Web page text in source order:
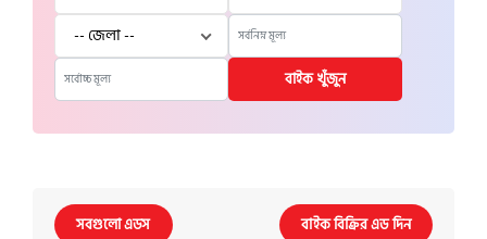
বাইক খুঁজুন
সবগুলো এডস বাইক বিক্রির এড দিন